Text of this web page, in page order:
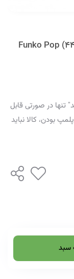
فیگور اورجینال فانکو پاپ فرودو بگینز (444) Funko Pop
تنها در صورتی قابل
بودن، کالا نباید
سبد